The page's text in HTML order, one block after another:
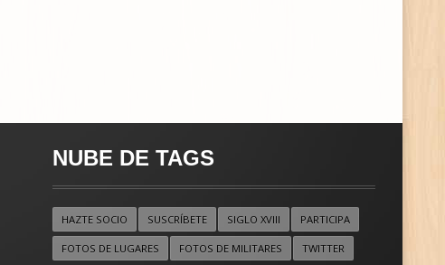
NUBE DE TAGS
HAZTE SOCIO SUSCRÍBETE SIGLO XVIII PARTICIPA
FOTOS DE LUGARES FOTOS DE MILITARES TWITTER